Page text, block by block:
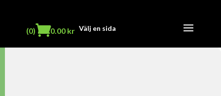
(0) 0.00 kr Välj en sida